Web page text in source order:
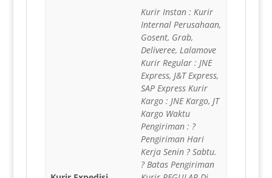
Kurir Instan : Kurir
Internal Perusahaan,
Gosent, Grab,
Deliveree, Lalamove
Kurir Regular : JNE
Express, J&T Express,
SAP Express Kurir
Kargo : JNE Kargo, JT
Kargo Waktu
Pengiriman : ?
Pengiriman Hari
Kerja Senin ? Sabtu.
? Batas Pengiriman